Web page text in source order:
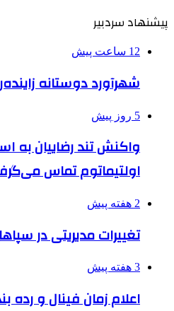
پیشنهاد سردبیر
12 ساعت پیش
شهرآورد دوستانه
5 روز پیش
واکنش تند رضاییان به
اولتیماتوم تماس
2 هفته پیش
تغییرات مدیریتی در
3 هفته پیش
اعلام زمان فینال و رده